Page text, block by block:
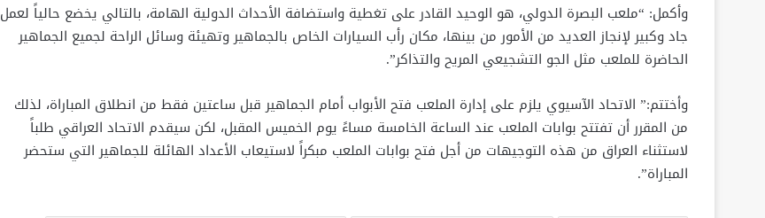
وأكمل: “ملعب البصرة الدولي، هو الوحيد القادر على تغطية واستضافة الأحداث الدولية الهامة، بالتالي يخضع حالياً لعمل
جاد وكبير لإنجاز العديد من الأمور من بينها، مكان رأب السيارات الخاص بالجماهير وتهيئة وسائل الراحة لجميع الجماهير
الحاضرة للملعب مثل الجو التشجيعي المريح والتذاكر”.
وأختتم:” الاتحاد الآسيوي يلزم على إدارة الملعب فتح الأبواب أمام الجماهير قبل ساعتين فقط من انطلاق المباراة، لذلك
من المقرر أن تفتتح بوابات الملعب عند الساعة الخامسة مساءً يوم الخميس المقبل، لكن سيقدم الاتحاد العراقي طلباً
لاستثناء العراق من هذه التوجيهات من أجل فتح بوابات الملعب مبكراً لاستيعاب الأعداد الهائلة للجماهير التي ستحضر
المباراة”.